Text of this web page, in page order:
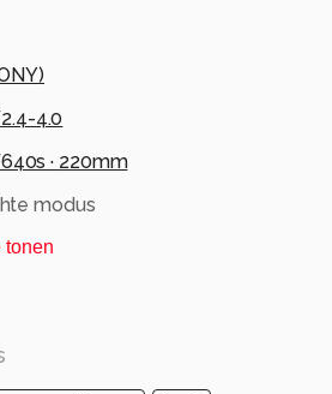
)
4.0
· 220mm
modus
tonen